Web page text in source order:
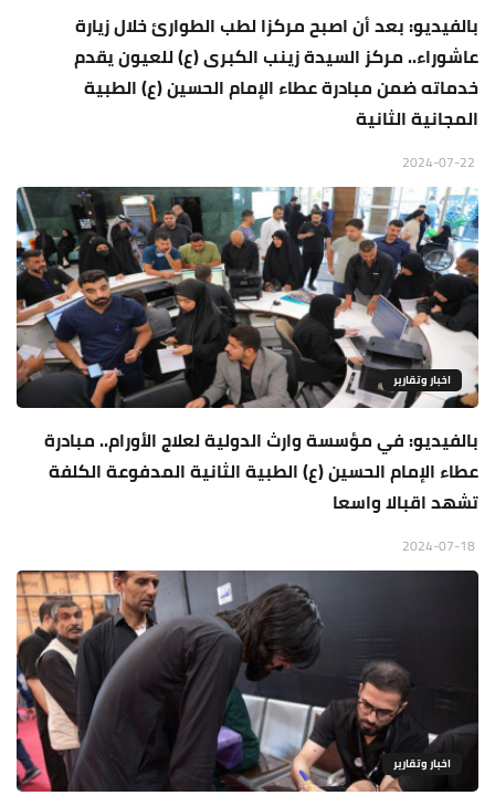
بالفيديو: بعد أن اصبح مركزا لطب الطوارئ خلال زيارة
عاشوراء.. مركز السيدة زينب الكبرى (ع) للعيون يقدم
خدماته ضمن مبادرة عطاء الإمام الحسين (ع) الطبية
المجانية الثانية
اخبار وتقارير
بالفيديو: في مؤسسة وارث الدولية لعلاج الأورام.. مبادرة
عطاء الإمام الحسين (ع) الطبية الثانية المدفوعة الكلفة
تشهد اقبالا واسعا
اخبار وتقارير